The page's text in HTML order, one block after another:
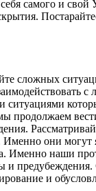
самого и
сложных
ситуациями
продолжаем
они могут
Именно наши
и предубеждения.
и